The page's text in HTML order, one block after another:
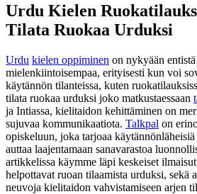
Urdu Kielen
Tilata Ruokaa Urduksi
Urdu kielen oppiminen on nykyään
mielenkiintoisempaa, erityisesti kun voi
käytännön tilanteissa, kuten
tilata ruokaa urduksi joko matkustaessaan
ja Intiassa, kielitaidon kehittäminen on
sujuvaa kommunikaatiota. Talkpal on
opiskeluun, joka tarjoaa
auttaa laajentamaan sanavarastoa
artikkelissa käymme läpi keskeiset
helpottavat ruoan tilaamista urduksi, sekä
neuvoja kielitaidon vahvistamiseen arjen